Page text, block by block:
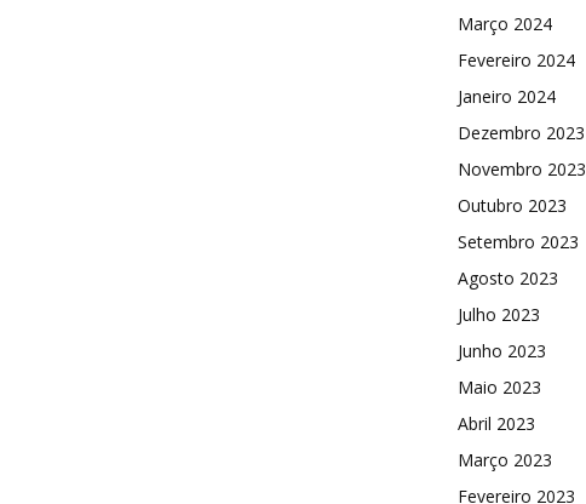
Março 2024
Fevereiro 2024
Janeiro 2024
Dezembro 2023
Novembro 2023
Outubro 2023
Setembro 2023
Agosto 2023
Julho 2023
Junho 2023
Maio 2023
Abril 2023
Março 2023
Fevereiro 2023